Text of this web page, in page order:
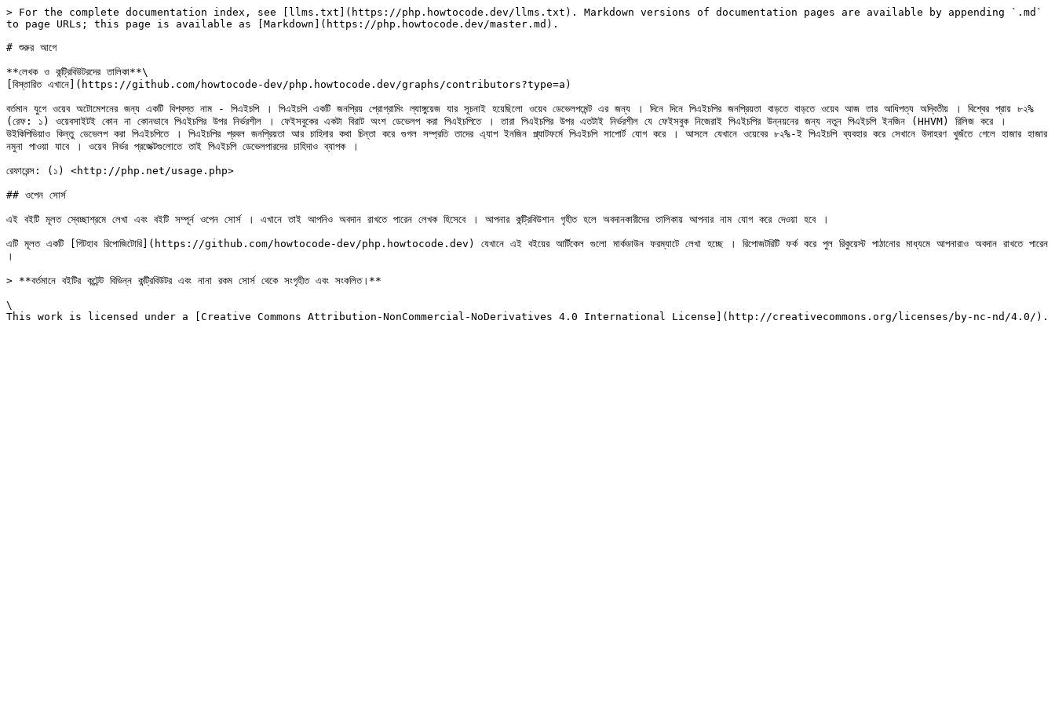
> For the complete documentation index, see [llms.txt](https://php.howtocode.dev/llms.txt). Markdown versions of documentation pages are available by appending `.md`
to page URLs; this page is available as [Markdown](https://php.howtocode.dev/master.md).
# শুরুর আগে
**লেখক ও কন্ট্রিবিউটরদের তালিকা**\
[বিস্তারিত এখানে](https://github.com/howtocode-dev/php.howtocode.dev/graphs/contributors?type=a)
বর্তমান যুগে ওয়েব অটোমেশনের জন্য একটি বিশ্বস্ত নাম - পিএইচপি । পিএইচপি একটি জনপ্রিয় প্রোগ্রামিং ল্যাঙ্গুয়েজ যার সূচনাই হয়েছিলো ওয়েব ডেভেলপমেন্ট এর জন্য । দিনে দিনে পিএইচপির জনপ্রিয়তা বাড়তে বাড়তে ওয়েব আজ তার আধিপত্য অদ্বিতীয় । বিশ্বের প্রায় ৮২%
(রেফ: ১) ওয়েবসাইটই কোন না কোনভাবে পিএইচপির উপর নির্ভরশীল । ফেইসবুকের একটা বিরাট অংশ ডেভেলপ করা পিএইচপিতে । তারা পিএইচপির উপর এতটাই নির্ভরশীল যে ফেইসবুক নিজেরাই পিএইচপির উন্নয়নের জন্য নতুন পিএইচপি ইনজিন (HHVM) রিলিজ করে ।
উইকিপিডিয়াও কিন্তু ডেভেলপ করা পিএইচপিতে । পিএইচপির প্রবল জনপ্রিয়তা আর চাহিদার কথা চিন্তা করে গুগল সম্প্রতি তাদের এ্যাপ ইনজিন প্ল্যাটফর্মে পিএইচপি সাপোর্ট যোগ করে । আসলে যেখানে ওয়েবের ৮২%-ই পিএইচপি ব্যবহার করে সেখানে উদাহরণ খুজঁতে গেলে হাজার হাজার
নমুনা পাওয়া যাবে । ওয়েব নির্ভর প্রজেক্টগুলোতে তাই পিএইচপি ডেভেলপারদের চাহিদাও ব্যাপক ।
রেফারেন্স: (১) <http://php.net/usage.php>
## ওপেন সোর্স
এই বইটি মূলত স্বেচ্ছাশ্রমে লেখা এবং বইটি সম্পূর্ন ওপেন সোর্স । এখানে তাই আপনিও অবদান রাখতে পারেন লেখক হিসেবে । আপনার কন্ট্রিবিউশান গৃহীত হলে অবদানকারীদের তালিকায় আপনার নাম যোগ করে দেওয়া হবে ।
এটি মূলত একটি [গিটহাব রিপোজিটোরি](https://github.com/howtocode-dev/php.howtocode.dev) যেখানে এই বইয়ের আর্টিকেল গুলো মার্কডাউন ফরম্যাটে লেখা হচ্ছে । রিপোজটরিটি ফর্ক করে পুল রিকুয়েস্ট পাঠানোর মাধ্যমে আপনারাও অবদান রাখতে পারেন
।
> **বর্তমানে বইটির কন্টেন্ট বিভিন্ন কন্ট্রিবিউটর এবং নানা রকম সোর্স থেকে সংগৃহীত এবং সংকলিত।**
\